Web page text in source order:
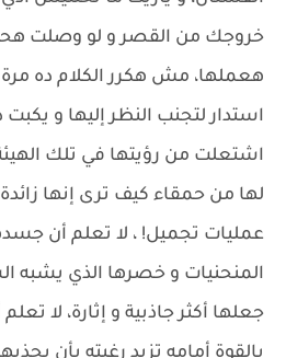
خروجك من القصر و لو وصلت
هعملها، مش هكرر الكلام ده مرة
استدار لتجنب النظر إليها و يكبت
اشتعلت من رؤيتها في تلك الهيئة
لها من حمقاء كيف ترى إنها زائدة
عمليات تجميل! ، لا تعلم أن
المنحنيات و خصرها الذي يشبه
جعلها أكثر جاذبية و إثارة، لا
بالقوة أمامه تزيد رغبته بأن